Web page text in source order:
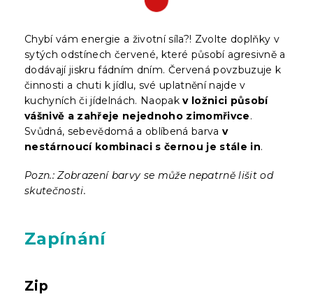
Chybí vám energie a životní síla?! Zvolte doplňky v
sytých odstínech červené, které působí agresivně a
dodávají jiskru fádním dním. Červená povzbuzuje k
činnosti a chuti k jídlu, své uplatnění najde v
kuchyních či jídelnách. Naopakv ložnici působí
vášnivě a zahřeje nejednoho zimomřivce.
Svůdná, sebevědomá a oblíbená barva v
nestárnoucí kombinaci s černou je stále in.
Pozn.: Zobrazení barvy se může nepatrně lišit od
skutečnosti.
Zapínání
Zip